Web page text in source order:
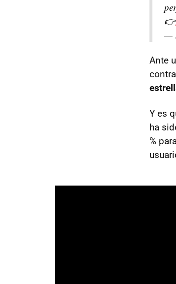
👉
—
Ante
Y es
ha
%